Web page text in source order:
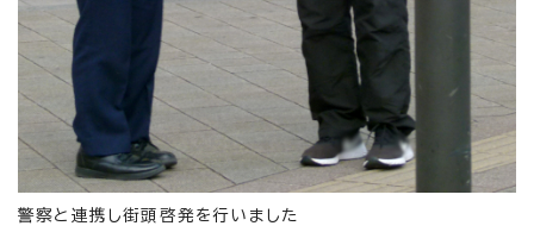
警察と連携し街頭啓発を行いました